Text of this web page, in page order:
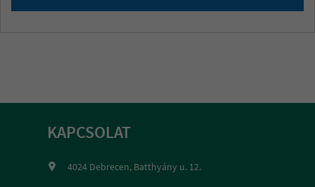
KAPCSOLAT
4024 Debrecen, Batthyány u. 12.